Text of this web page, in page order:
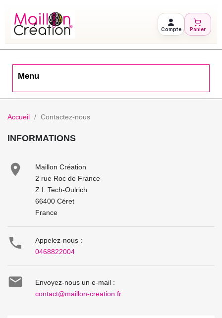
Compte Panier
Menu
Accueil Contactez-nous
INFORMATIONS

Maillon Création
2 rue Roc de France
Z.I. Tech-Oulrich
66400 Céret
France

Appelez-nous :
0468822004

Envoyez-nous un e-mail :
contact@maillon-creation.fr